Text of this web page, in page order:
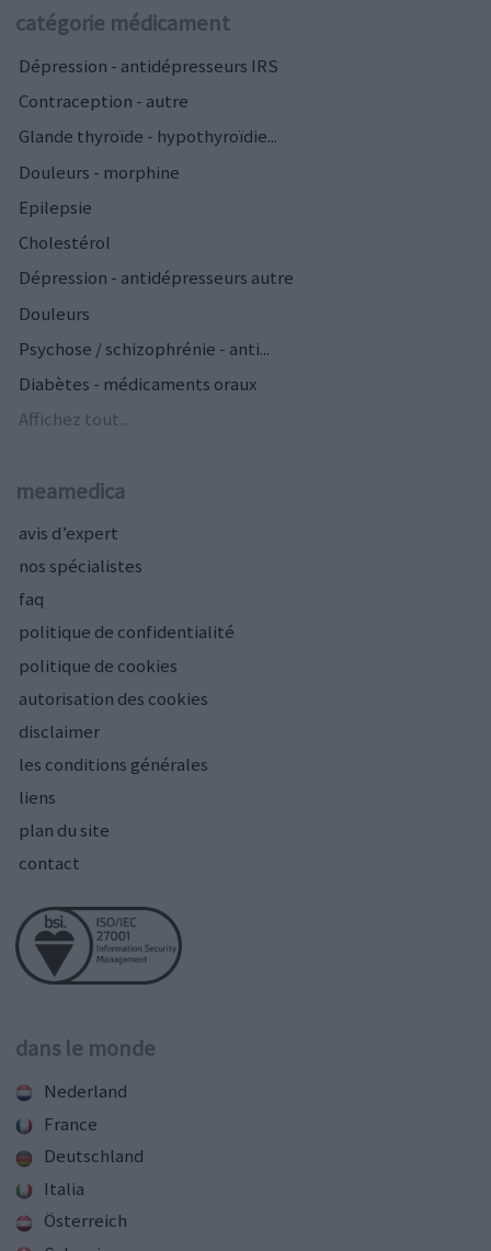
catégorie médicament
Dépression - antidépresseurs IRS
Contraception - autre
Glande thyroïde - hypothyroïdie...
Douleurs - morphine
Epilepsie
Cholestérol
Dépression - antidépresseurs autre
Douleurs
Psychose / schizophrénie - anti...
Diabètes - médicaments oraux
Affichez tout...
meamedica
avis d’expert
nos spécialistes
faq
politique de confidentialité
politique de cookies
autorisation des cookies
disclaimer
les conditions générales
liens
plan du site
contact
dans le monde
Nederland
France
Deutschland
Italia
Österreich